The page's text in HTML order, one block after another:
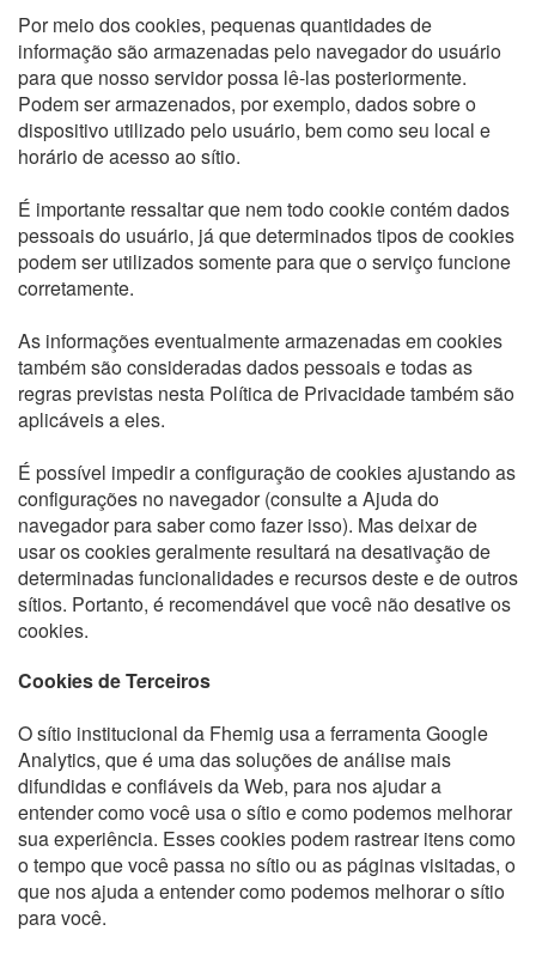
Por meio dos cookies, pequenas quantidades de
informação são armazenadas pelo navegador do usuário
para que nosso servidor possa lê-las posteriormente.
Podem ser armazenados, por exemplo, dados sobre o
dispositivo utilizado pelo usuário, bem como seu local e
horário de acesso ao sítio.
É importante ressaltar que nem todo cookie contém dados
pessoais do usuário, já que determinados tipos de cookies
podem ser utilizados somente para que o serviço funcione
corretamente.
As informações eventualmente armazenadas em cookies
também são consideradas dados pessoais e todas as
regras previstas nesta Política de Privacidade também são
aplicáveis a eles.
É possível impedir a configuração de cookies ajustando as
configurações no navegador (consulte a Ajuda do
navegador para saber como fazer isso). Mas deixar de
usar os cookies geralmente resultará na desativação de
determinadas funcionalidades e recursos deste e de outros
sítios. Portanto, é recomendável que você não desative os
cookies.
Cookies de Terceiros
O sítio institucional da Fhemig usa a ferramenta Google
Analytics, que é uma das soluções de análise mais
difundidas e confiáveis da Web, para nos ajudar a
entender como você usa o sítio e como podemos melhorar
sua experiência. Esses cookies podem rastrear itens como
o tempo que você passa no sítio ou as páginas visitadas, o
que nos ajuda a entender como podemos melhorar o sítio
para você.